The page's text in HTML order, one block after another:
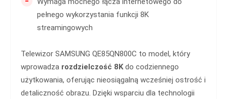
pełnego wykorzystania funkcji 8K
streamingowych
Telewizor SAMSUNG QE85QN800C to model, który
wprowadza rozdzielczość 8Kdo codziennego
użytkowania, oferując nieosiągalną wcześniej ostrość i
detaliczność obrazu. Dzięki wsparciu dla technologii